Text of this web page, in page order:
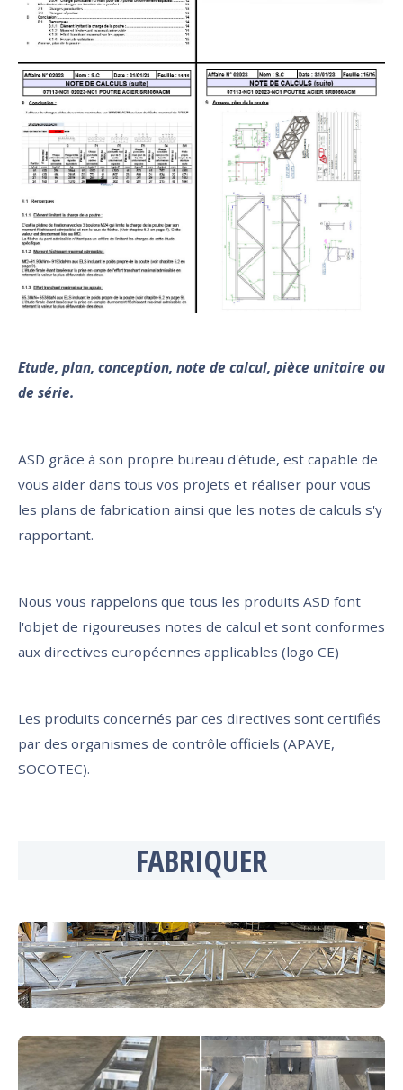
Etude, plan, conception, note de calcul, pièce unitaire ou
de série.
ASD grâce à son propre bureau d'étude, est capable de
vous aider dans tous vos projets et réaliser pour vous
les plans de fabrication ainsi que les notes de calculs s'y
rapportant.
Nous vous rappelons que tous les produits ASD font
l'objet de rigoureuses notes de calcul et sont conformes
aux directives européennes applicables (logo CE)
Les produits concernés par ces directives sont certifiés
par des organismes de contrôle officiels (APAVE,
SOCOTEC).
FABRIQUER